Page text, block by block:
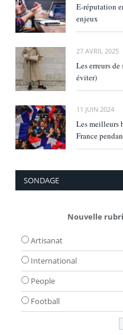
E‑réputation
enjeux
27 AVRIL 2025
Les erreurs
éviter)
11 JUIN 2024
Les meilleurs
France
SONDAGE
Nouvelle
Artisanat
International
People
Football